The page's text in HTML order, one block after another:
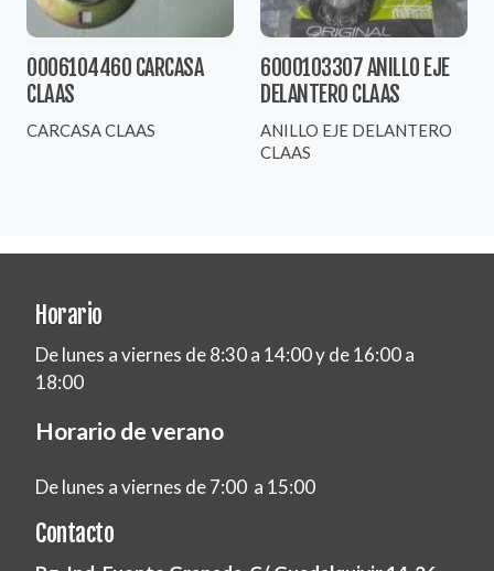
0006104460 CARCASA
CLAAS
CARCASA CLAAS
6000103307 ANILLO EJE
DELANTERO CLAAS
ANILLO EJE DELANTERO
CLAAS
Horario
De lunes a viernes de 8:30 a 14:00 y de 16:00 a
18:00
Horario de verano
De lunes a viernes de 7:00 a 15:00
Contacto